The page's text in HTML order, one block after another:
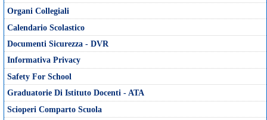
Organi Collegiali
Calendario Scolastico
Documenti Sicurezza - DVR
Informativa Privacy
Safety For School
Graduatorie Di Istituto Docenti - ATA
Scioperi Comparto Scuola